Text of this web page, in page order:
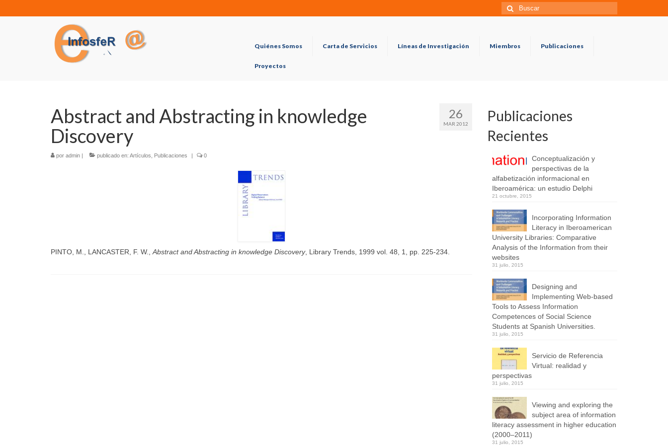
Búsqueda
para:
Quiénes Somos Carta de Servicios Líneas de Investigación Miembros Publicaciones
Proyectos
26
MAR 2012
Abstract and Abstracting in knowledge
Discovery
por admin | publicado en: Artículos Publicaciones | 0
PINTO, M., LANCASTER, F. W., Abstract and Abstracting in knowledge Discovery, Library Trends, 1999 vol. 48, 1, pp. 225-234.
Publicaciones
Recientes
Conceptualización y
perspectivas de la
alfabetización informacional en
Iberoamérica: un estudio Delphi
21 octubre, 2015
Incorporating Information
Literacy in Iberoamerican
University Libraries: Comparative
Analysis of the Information from their
websites
31 julio, 2015
Designing and
Implementing Web-based
Tools to Assess Information
Competences of Social Science
Students at Spanish Universities.
31 julio, 2015
Servicio de Referencia
Virtual: realidad y
perspectivas
31 julio, 2015
Viewing and exploring the
subject area of information
literacy assessment in higher education
(2000–2011)
31 julio, 2015